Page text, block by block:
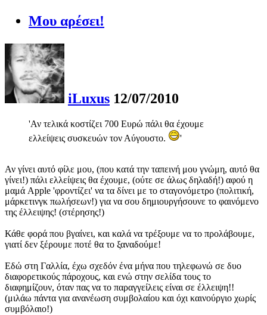
Μου αρέσει!
iLuxus 12/07/2010
'Αν τελικά κοστίζει 700 Ευρώ πάλι θα έχουμε
ελλείψεις συσκευών τον Αύγουστο.
'
Αν γίνει αυτό φίλε μου, (που κατά την ταπεινή μου γνώμη, αυτό θα
γίνει!) πάλι ελλείψεις θα έχουμε, (ούτε σε άλως δηλαδή!) αφού η
μαμά Apple 'φροντίζει' να τα δίνει με το σταγονόμετρο (πολιτική,
μάρκετινγκ πωλήσεων!) για να σου δημιουργήσουνε το φαινόμενο
της έλλειψης! (στέρησης!)
Κάθε φορά που βγαίνει, και καλά να τρέξουμε να το προλάβουμε,
γιατί δεν ξέρουμε ποτέ θα το ξαναδούμε!
Εδώ στη Γαλλία, έχω σχεδόν ένα μήνα που τηλεφωνώ σε δυο
διαφορετικούς πάροχους, και ενώ στην σελίδα τους το
διαφημίζουν, όταν πας να το παραγγείλεις είναι σε έλλειψη!!
(μιλάω πάντα για ανανέωση συμβολαίου και όχι καινούργιο χωρίς
συμβόλαιο!)